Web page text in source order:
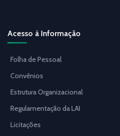
Acesso à Informação
Folha de Pessoal
Convênios
Estrutura Organizacional
Regulamentação da LAI
Licitações